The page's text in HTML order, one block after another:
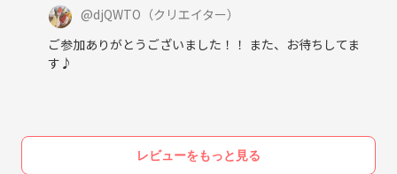
@djQWTO （クリエイター）
ご参加ありがとうございました！！ また、お待ちしてま
す♪
レビューをもっと見る